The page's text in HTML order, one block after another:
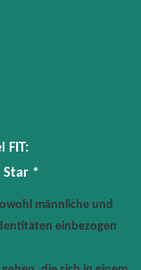
FIT:
Star *
männliche und
einbezogen